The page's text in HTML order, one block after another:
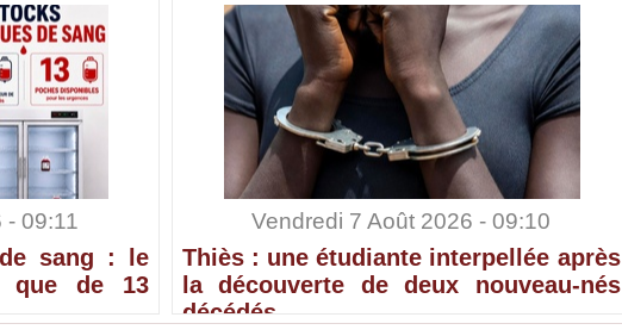
- 09:11
sang : le
que de 13
Vendredi 7 Août 2026 - 09:10
Thiès : une étudiante interpellée après
la découverte de deux nouveau-nés
décédés